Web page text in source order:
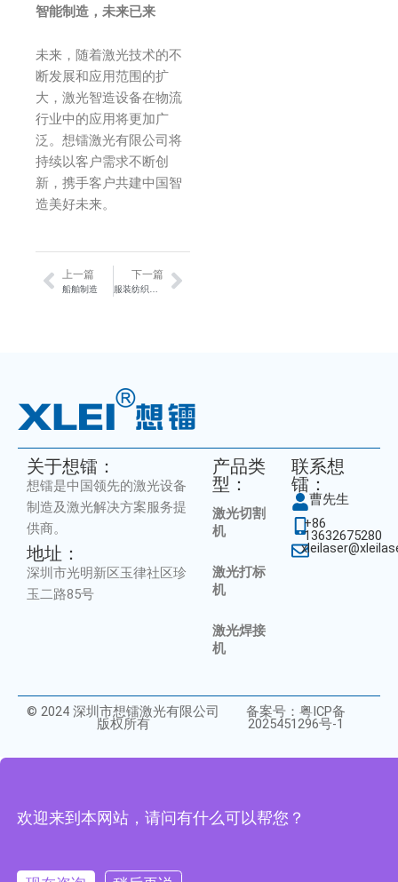
智能制造，未来已来
未来，随着激光技术的不
断发展和应用范围的扩
大，激光智造设备在物流
行业中的应用将更加广
泛。想镭激光有限公司将
持续以客户需求不断创
新，携手客户共建中国智
造美好未来。
Prev
上一篇
船舶制造
下一篇 Next
关于想镭：
想镭是中国领先的激光设备
制造及激光解决方案服务提
供商。
地址：
深圳市光明新区玉律社区珍
玉二路85号
产品类
型：
激光切割
机
激光打标
机
激光焊接
机
联系想
镭：
曹先生
+86
13632675280
© 2024 深圳市想镭激光有限公司
版权所有
备案号：粤ICP备
2025451296号-1
欢迎来到本网站，请问有什么可以帮您？